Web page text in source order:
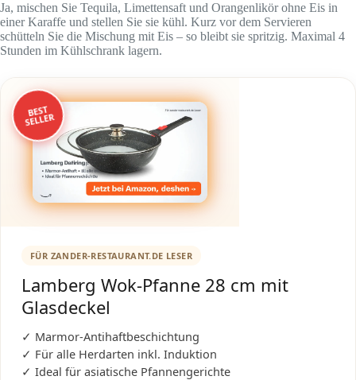
Ja, mischen Sie Tequila, Limettensaft und Orangenlikör ohne Eis in
einer Karaffe und stellen Sie sie kühl. Kurz vor dem Servieren
schütteln Sie die Mischung mit Eis – so bleibt sie spritzig. Maximal 4
Stunden im Kühlschrank lagern.
BEST
SELLER
FÜR ZANDER-RESTAURANT.DE LESER
Lamberg Wok-Pfanne 28 cm mit
Glasdeckel
✓ Marmor-Antihaftbeschichtung
✓ Für alle Herdarten inkl. Induktion
✓ Ideal für asiatische Pfannengerichte